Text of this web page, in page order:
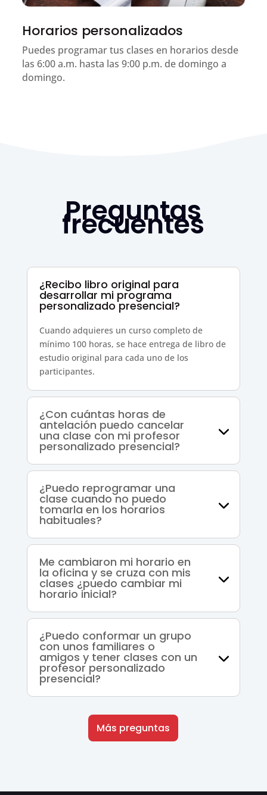
Horarios personalizados
Puedes programar tus clases en horarios desde
las 6:00 a.m. hasta las 9:00 p.m. de domingo a
domingo.
Preguntas
frecuentes
¿Recibo libro original para
desarrollar mi programa
personalizado presencial?
Cuando adquieres un curso completo de
mínimo 100 horas, se hace entrega de libro de
estudio original para cada uno de los
participantes.
¿Con cuántas horas de
antelación puedo cancelar
una clase con mi profesor
personalizado presencial?
¿Puedo reprogramar una
clase cuando no puedo
tomarla en los horarios
habituales?
Me cambiaron mi horario en
la oficina y se cruza con mis
clases ¿puedo cambiar mi
horario inicial?
¿Puedo conformar un grupo
con unos familiares o
amigos y tener clases con un
profesor personalizado
presencial?
Más preguntas